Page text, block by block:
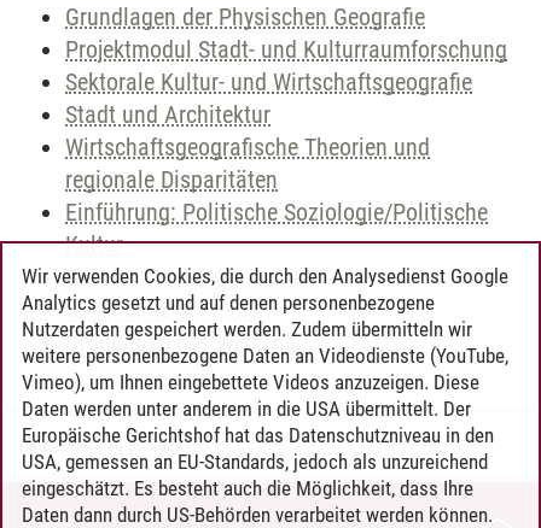
Grundlagen der Physischen Geografie
Projektmodul Stadt- und Kulturraumforschung
Sektorale Kultur- und Wirtschaftsgeografie
Stadt und Architektur
Wirtschaftsgeografische Theorien und
regionale Disparitäten
Einführung: Politische Soziologie/Politische
Kultur
Geschichte der Gegenwart
Geschichte schreiben
Ordnungen des Wissens
Timo Leder/30.06.2024
Wir verwenden Cookies, die durch den Analysedienst Google
Analytics gesetzt und auf denen personenbezogene
Nutzerdaten gespeichert werden. Zudem übermitteln wir
weitere personenbezogene Daten an Videodienste (YouTube,
Vimeo), um Ihnen eingebettete Videos anzuzeigen. Diese
Daten werden unter anderem in die USA übermittelt. Der
Europäische Gerichtshof hat das Datenschutzniveau in den
USA, gemessen an EU-Standards, jedoch als unzureichend
eingeschätzt. Es besteht auch die Möglichkeit, dass Ihre
Daten dann durch US-Behörden verarbeitet werden können.